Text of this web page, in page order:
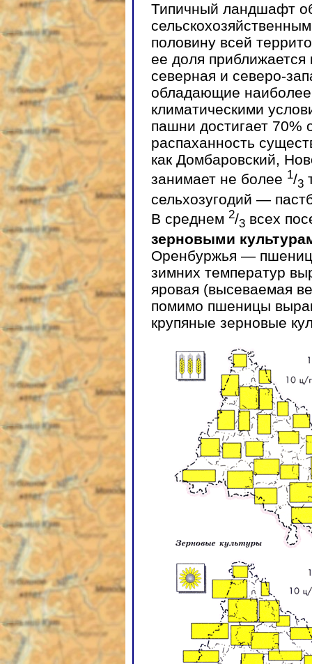
Типичный ландшафт
половину всей
ее доля
северная и северо-
обладающие
климатическими
пашни достигает
распаханность
как Домбаровский,
занимает не более 1/3
сельхозугодий —
В среднем 2/3 всех
зерновыми
Оренбуржья —
зимних температур
яровая (высеваемая
помимо пшеницы
крупяные зерновые